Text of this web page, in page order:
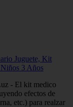
Juguete, Kit
3 Años
- El kit medico
efectos de
etc.) para realzar